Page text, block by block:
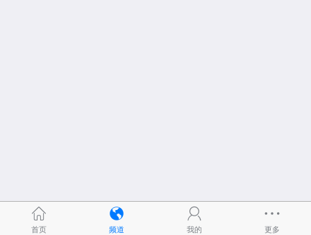
首页 频道 我的 更多